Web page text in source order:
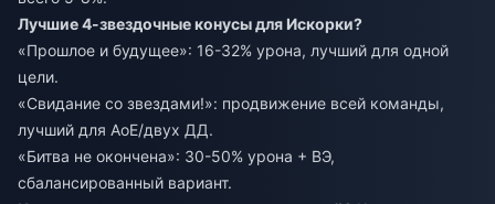
Лучшие 4-звездочные конусы для Искорки?
«Прошлое и будущее»: 16-32% урона, лучший для одной
цели.
«Свидание со звездами!»: продвижение всей команды,
лучший для АоЕ/двух ДД.
«Битва не окончена»: 30-50% урона + ВЭ,
сбалансированный вариант.